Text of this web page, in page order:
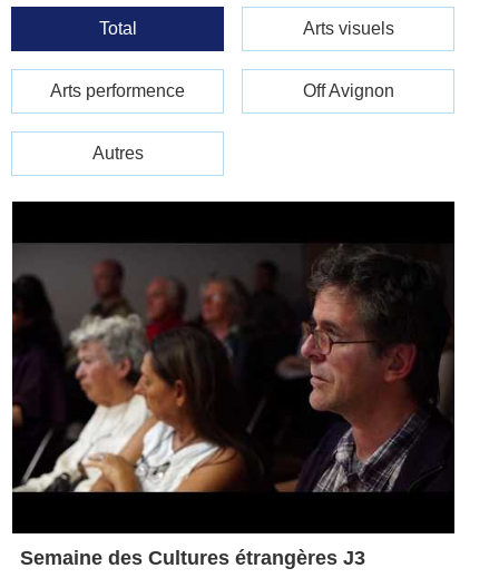
Total Arts visuels
Arts performence Off Avignon
Autres
Semaine des Cultures étrangères J3